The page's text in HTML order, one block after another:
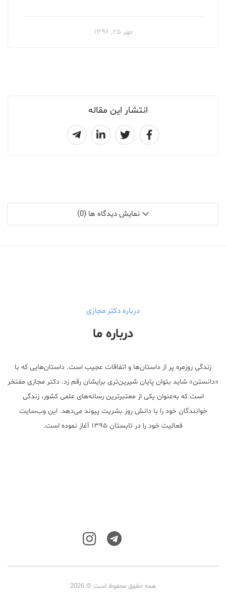
انتشار این مقاله
مهر ۲۵, ۱۳۹۶
نمایش دیدگاه ها (0)
درباره دکتر مجازی
درباره ما
زندگی روزمره پر از داستان‌ها و اتفاقات عجیب است. داستان‌هایی که با
«دانستن» شاید بتوان پایان شیرین‌تری برایشان رقم زد. دکتر مجازی مفتخر
است که به‌عنوان یکی از معتبر‌ترین رسانه‌های علمی کشور، زندگی
خوانندگان خود را با دانش روز بشریت پیوند می‌دهد. این وب‌سایت
فعالیت خود را در تابستان ۱۳۹۵ آغاز نموده است.
همه حقوق محفوظ است © 2026